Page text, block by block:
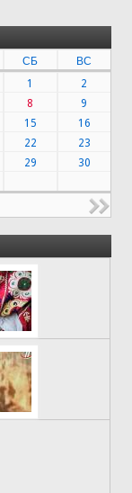
СБ
ВС
1
2
8
9
15
16
22
23
29
30